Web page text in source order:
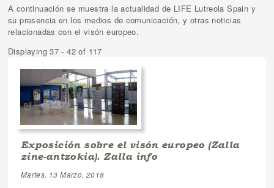
A continuación se muestra la actualidad de LIFE Lutreola Spain y
su presencia en los medios de comunicación, y otras noticias
relacionadas con el visón europeo.
Displaying 37 - 42 of 117
Exposición sobre el visón europeo (Zalla
zine-antzokia). Zalla info
Martes, 13 Marzo, 2018